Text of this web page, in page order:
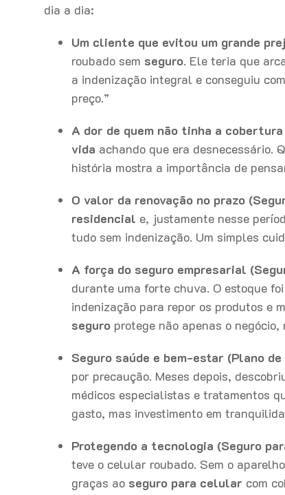
dia a dia:
Um cliente que evitou um grande
roubado sem seguro. Ele teria que
a indenização integral e conseguiu
preço.”
A dor de quem não tinha a
vida achando que era desnecessário.
história mostra a importância de
O valor da renovação no prazo
residencial e, justamente nesse
tudo sem indenização. Um simples
A força do seguro empresarial
durante uma forte chuva. O estoque
indenização para repor os produtos e
seguro protege não apenas o
Seguro saúde e bem-estar (Plano de
por precaução. Meses depois,
médicos especialistas e tratamentos
gasto, mas investimento em
Protegendo a tecnologia (Seguro
teve o celular roubado. Sem o
graças ao seguro para celular com